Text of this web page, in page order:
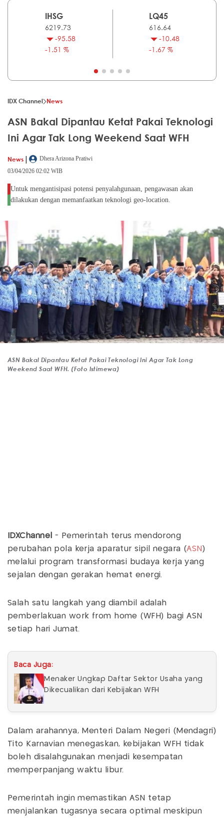
IHSG
6219.73
-95.58
-1.51 %
LQ45
616.64
-10.48
-1.67 %
IDX Channel News
ASN Bakal Dipantau Ketat Pakai Teknologi
Ini Agar Tak Long Weekend Saat WFH
News |
Dhera Arizona Pratiwi
03/04/2026 02:02 WIB
Untuk mengantisipasi potensi penyalahgunaan, pengawasan akan
dilakukan dengan memanfaatkan teknologi geo-location.
ASN Bakal Dipantau Ketat Pakai Teknologi Ini Agar Tak Long
Weekend Saat WFH. (Foto Istimewa)
IDXChannel - Pemerintah terus mendorong
perubahan pola kerja aparatur sipil negara (ASN )
melalui program transformasi budaya kerja yang
sejalan dengan gerakan hemat energi.
Salah satu langkah yang diambil adalah
pemberlakuan work from home (WFH) bagi ASN
setiap hari Jumat.
Baca Juga:
Menaker Ungkap Daftar Sektor Usaha yang
Dikecualikan dari Kebijakan WFH
Dalam arahannya, Menteri Dalam Negeri (Mendagri)
Tito Karnavian menegaskan, kebijakan WFH tidak
boleh disalahgunakan menjadi kesempatan
memperpanjang waktu libur.
Pemerintah ingin memastikan ASN tetap
menjalankan tugasnya secara optimal meskipun